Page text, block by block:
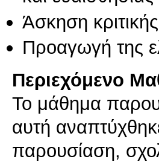
Άσκηση
Προαγωγή της
Περιεχόμενο
Το μάθημα
αυτή
παρουσίαση,